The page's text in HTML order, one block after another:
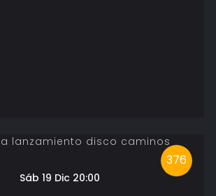
376
Sáb 19 Dic 20:00